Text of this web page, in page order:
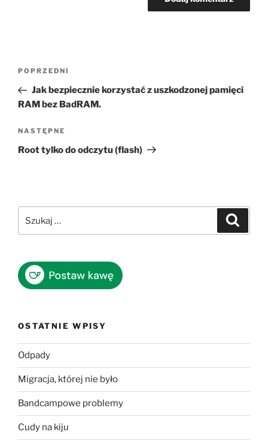
Nawigacja
Poprzedni
wpis
POPRZEDNI
Jak bezpiecznie korzystać z uszkodzonej pamięci
RAM bez BadRAM.
Następny
wpis
NASTĘPNE
Root tylko do odczytu (flash)
OSTATNIE WPISY
Odpady
Migracja, której nie było
Bandcampowe problemy
Cudy na kiju